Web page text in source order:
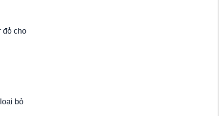
đỏ cho
bỏ